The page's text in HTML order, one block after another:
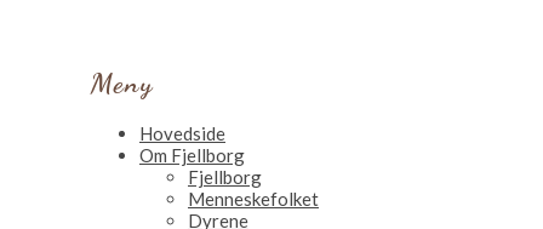
Meny
Hovedside
Om Fjellborg
Fjellborg
Menneskefolket
Dyrene